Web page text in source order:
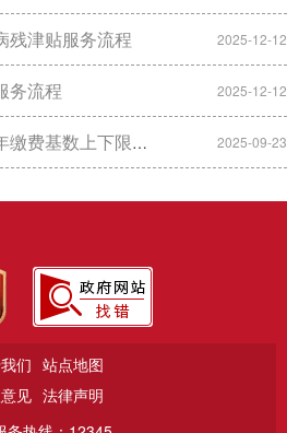
残津贴服务流程 2025-12-12
务流程 2025-12-12
单位、职工缴费比例一览表 2025-09-23
们 站点地图
见 法律声明